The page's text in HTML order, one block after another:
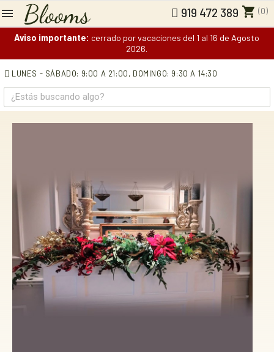
919 472 389 shopping_cart (0)
Aviso importante: cerrado por vacaciones del 1 al 16 de Agosto
2026.
LUNES - SÁBADO: 9:00 A 21:00, DOMINGO: 9:30 A 14:30